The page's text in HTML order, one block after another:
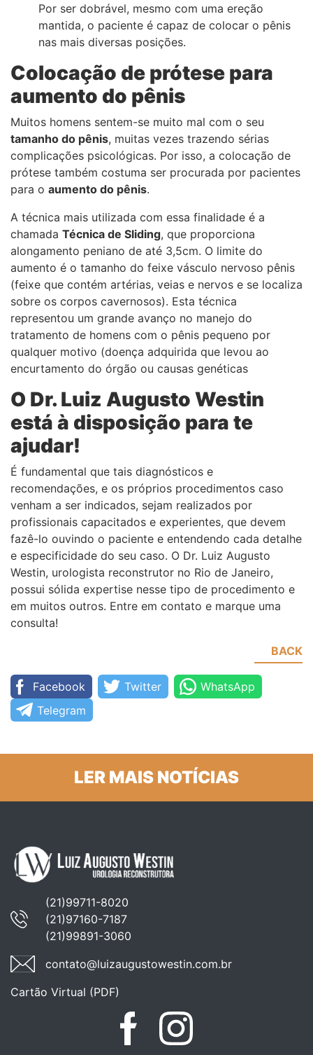
Por ser dobrável, mesmo com uma ereção
mantida, o paciente é capaz de colocar o pênis
nas mais diversas posições.
Colocação de prótese para
aumento do pênis
Muitos homens sentem-se muito mal com o seu
tamanho do pênis, muitas vezes trazendo sérias
complicações psicológicas. Por isso, a colocação de
prótese também costuma ser procurada por pacientes
para o aumento do pênis.
A técnica mais utilizada com essa finalidade é a
chamada Técnica de Sliding, que proporciona
alongamento peniano de até 3,5cm. O limite do
aumento é o tamanho do feixe vásculo nervoso pênis
(feixe que contém artérias, veias e nervos e se localiza
sobre os corpos cavernosos). Esta técnica
representou um grande avanço no manejo do
tratamento de homens com o pênis pequeno por
qualquer motivo (doença adquirida que levou ao
encurtamento do órgão ou causas genéticas
O Dr. Luiz Augusto Westin
está à disposição para te
ajudar!
É fundamental que tais diagnósticos e
recomendações, e os próprios procedimentos caso
venham a ser indicados, sejam realizados por
profissionais capacitados e experientes, que devem
fazê-lo ouvindo o paciente e entendendo cada detalhe
e especificidade do seu caso. O Dr. Luiz Augusto
Westin, urologista reconstrutor no Rio de Janeiro,
possui sólida expertise nesse tipo de procedimento e
em muitos outros. Entre em contato e marque uma
consulta!
BACK
Facebook Twitter
WhatsApp
Telegram
LER MAIS NOTÍCIAS
(21)99711-8020
(21)97160-7187
(21)99891-3060
contato@luizaugustowestin.com.br
Cartão Virtual (PDF)
FacebookInstagram